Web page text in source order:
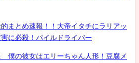
まとめ速報！！大帝イタチにラリアッ
に必殺！パイルドライバー
僕の彼女はエリーちゃん人形！豆腐メ